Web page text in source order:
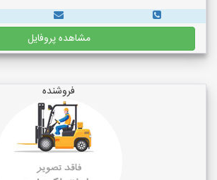
مشاهده پروفایل
فروشنده